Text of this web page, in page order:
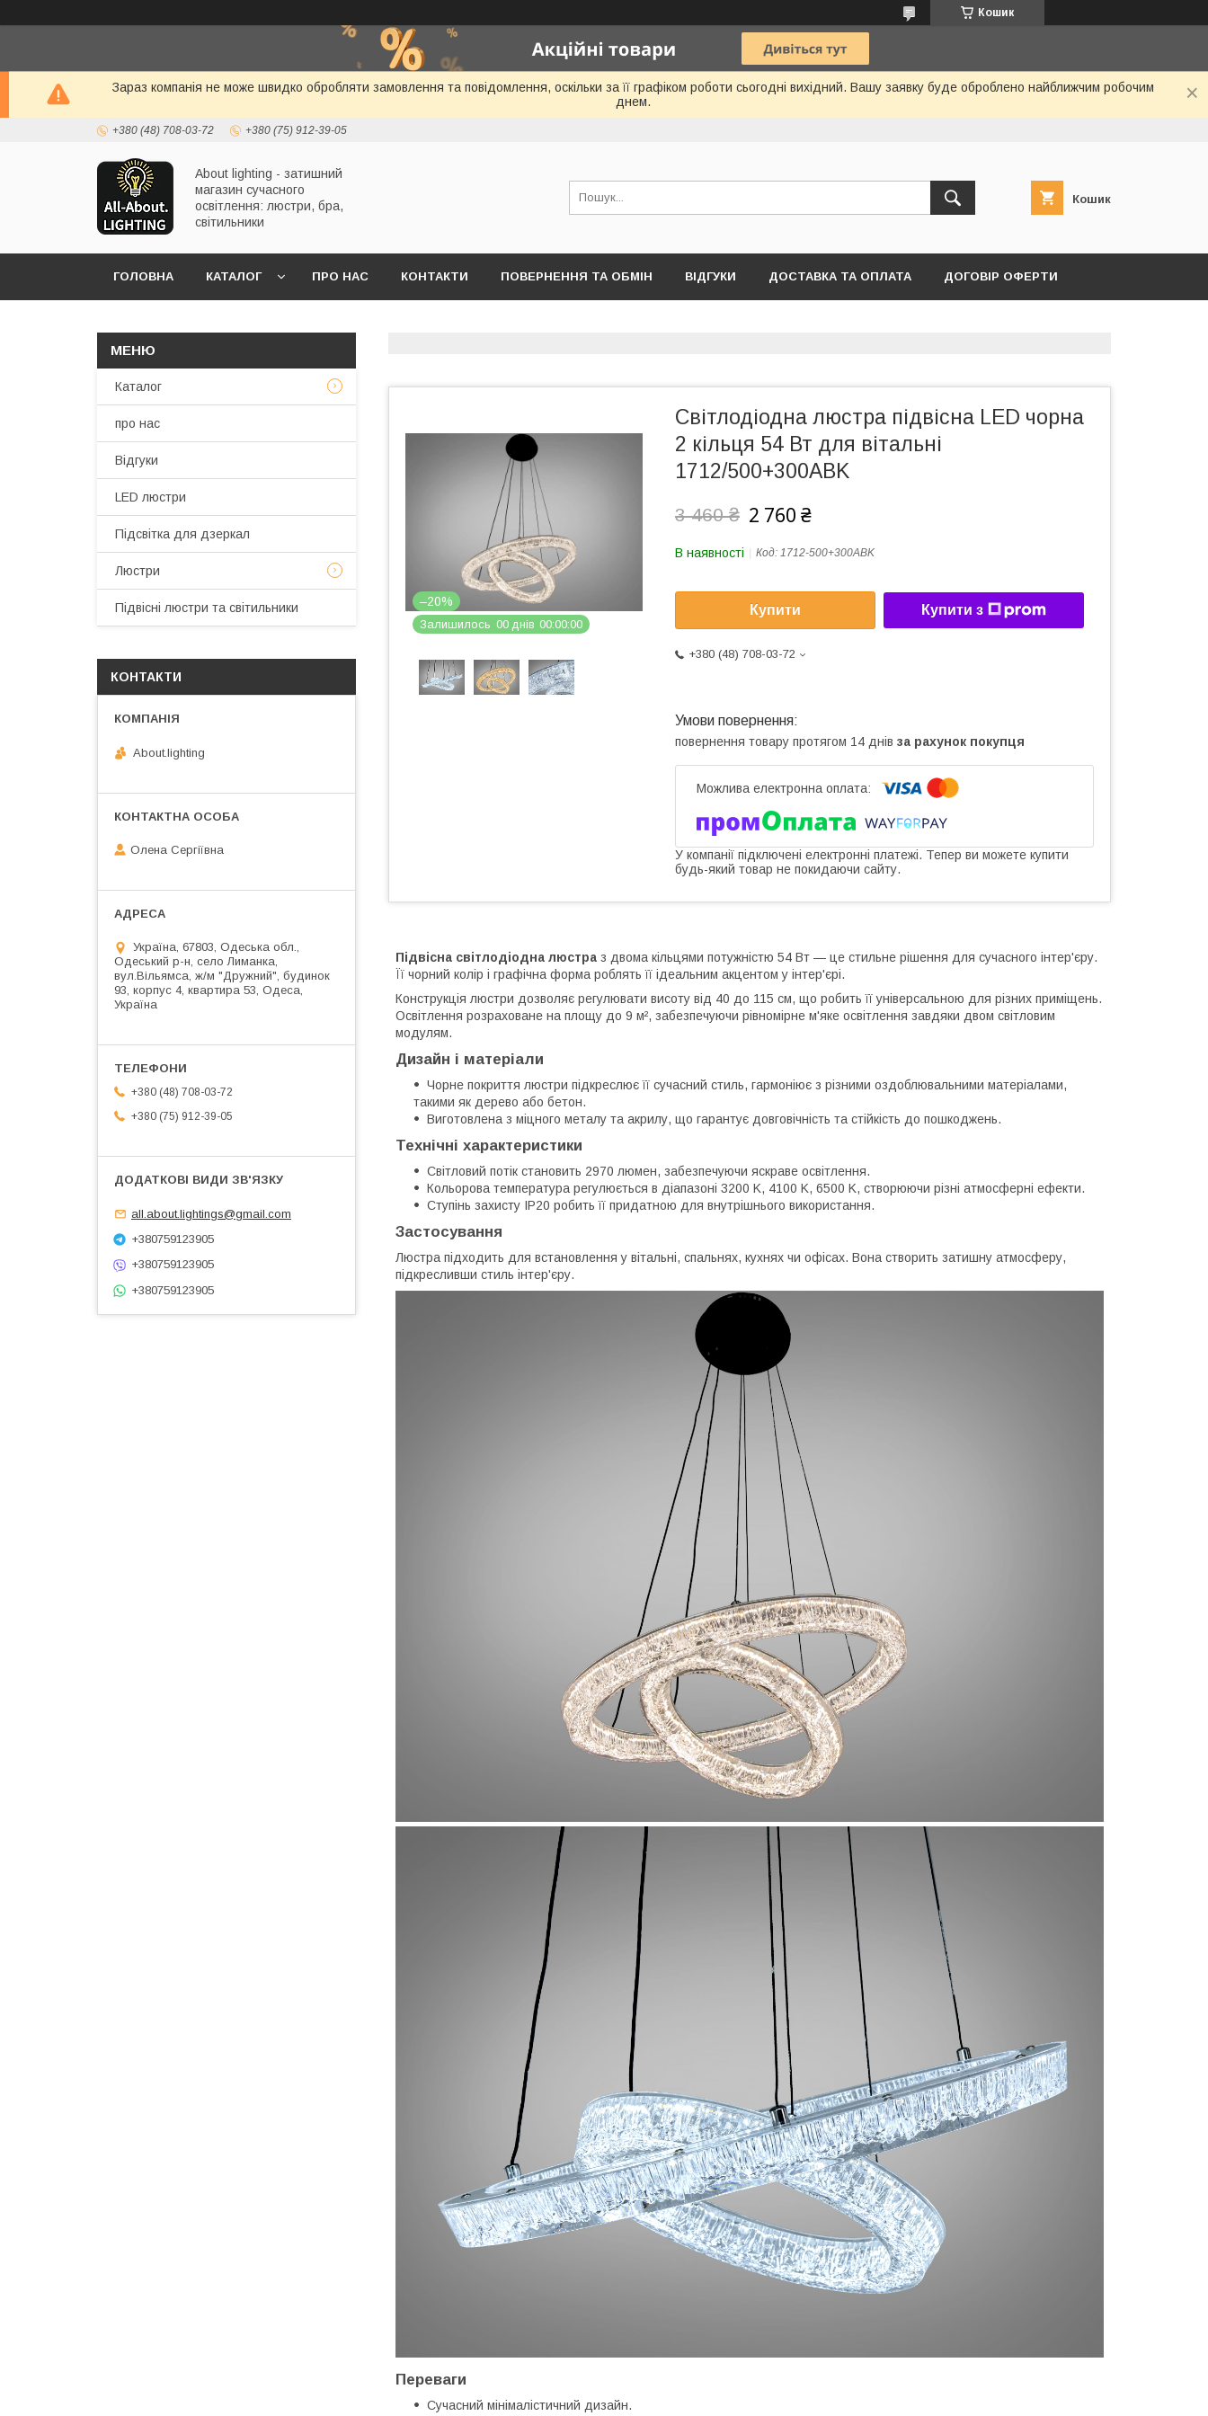
Кошик
Зараз компанія не може швидко обробляти замовлення та повідомлення, оскільки за її графіком роботи сьогодні вихідний. Вашу заявку буде оброблено найближчим робочим
днем.
+380 (48) 708-03-72 +380 (75) 912-39-05
About lighting - затишний
магазин сучасного
освітлення: люстри, бра,
світильники
Кошик
ГОЛОВНА КАТАЛОГ ПРО НАС КОНТАКТИ ПОВЕРНЕННЯ ТА ОБМІН ВІДГУКИ ДОСТАВКА ТА ОПЛАТА ДОГОВІР ОФЕРТИ
–20%
Залишилось 00 днів 00 00 00
Світлодіодна люстра підвісна LED чорна
2 кільця 54 Вт для вітальні
1712/500+300ABK
3 460 ₴ 2 760 ₴
В наявності Код: 1712-500+300ABK
Купити Купити з
+380 (48) 708-03-72
повернення товару протягом 14 днів за рахунок покупця
У компанії підключені електронні платежі. Тепер ви можете купити
будь-який товар не покидаючи сайту.
Підвісна світлодіодна люстра з двома кільцями потужністю 54 Вт — це стильне рішення для сучасного інтер'єру.
Її чорний колір і графічна форма роблять її ідеальним акцентом у інтер'єрі.
Конструкція люстри дозволяє регулювати висоту від 40 до 115 см, що робить її універсальною для різних приміщень.
Освітлення розраховане на площу до 9 м², забезпечуючи рівномірне м'яке освітлення завдяки двом світловим
модулям.
Дизайн і матеріали
Чорне покриття люстри підкреслює її сучасний стиль, гармоніює з різними оздоблювальними матеріалами,
такими як дерево або бетон.
Виготовлена з міцного металу та акрилу, що гарантує довговічність та стійкість до пошкоджень.
Технічні характеристики
Світловий потік становить 2970 люмен, забезпечуючи яскраве освітлення.
Кольорова температура регулюється в діапазоні 3200 K, 4100 K, 6500 K, створюючи різні атмосферні ефекти.
Ступінь захисту IP20 робить її придатною для внутрішнього використання.
Застосування
Люстра підходить для встановлення у вітальні, спальнях, кухнях чи офісах. Вона створить затишну атмосферу,
підкресливши стиль інтер'єру.
Переваги
Сучасний мінімалістичний дизайн.
Каталог
про нас
Відгуки
LED люстри
Підсвітка для дзеркал
Люстри
Підвісні люстри та світильники
КОНТАКТИ
About.lighting
Олена Сергіївна
Україна, 67803, Одеська обл.,
Одеський р-н, село Лиманка,
вул.Вільямса, ж/м "Дружний", будинок
93, корпус 4, квартира 53, Одеса,
Україна
+380 (48) 708-03-72
+380 (75) 912-39-05
all.about.lightings@gmail.com
+380759123905
+380759123905
+380759123905